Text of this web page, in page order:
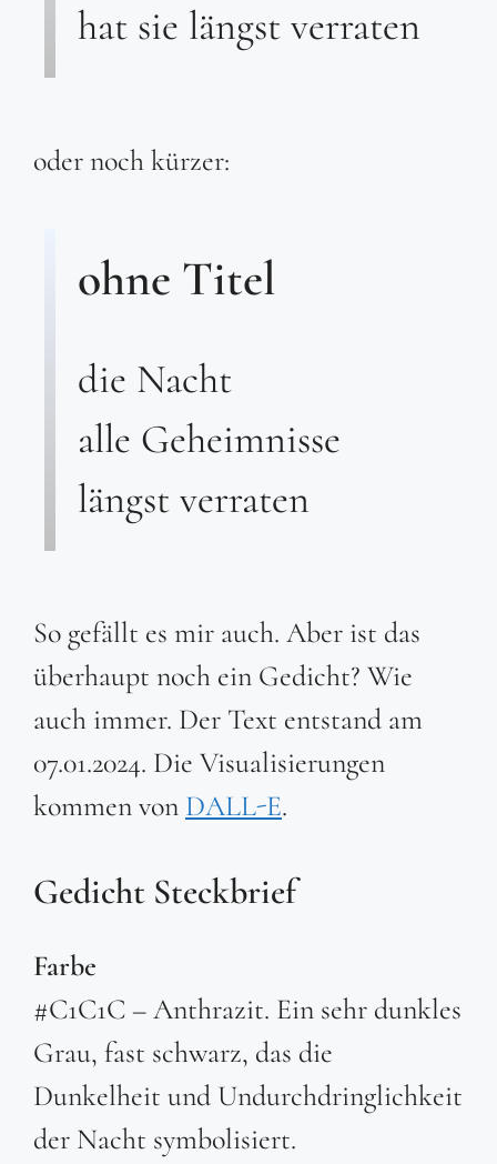
hat sie längst verraten
oder noch kürzer:
ohne Titel
die Nacht
alle Geheimnisse
längst verraten
So gefällt es mir auch. Aber ist das
überhaupt noch ein Gedicht? Wie
auch immer. Der Text entstand am
07.01.2024. Die Visualisierungen
kommen von DALL-E.
Gedicht Steckbrief
Farbe
#C1C1C – Anthrazit. Ein sehr dunkles
Grau, fast schwarz, das die
Dunkelheit und Undurchdringlichkeit
der Nacht symbolisiert.